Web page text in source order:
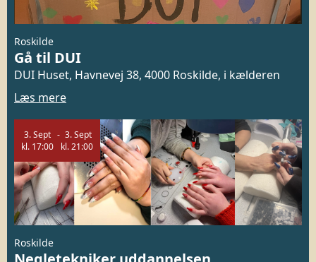
Roskilde
Gå til DUI
DUI Huset, Havnevej 38, 4000 Roskilde, i kælderen
Læs mere
3.Sept
kl. 17:00
3.Sept
kl.21:00
Roskilde